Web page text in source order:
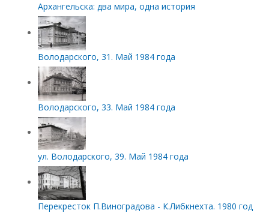
Архангельска: два мира, одна история
Володарского, 31. Май 1984 года
Володарского, 33. Май 1984 года
ул. Володарского, 39. Май 1984 года
Перекресток П.Виноградова - К.Либкнехта. 1980 год